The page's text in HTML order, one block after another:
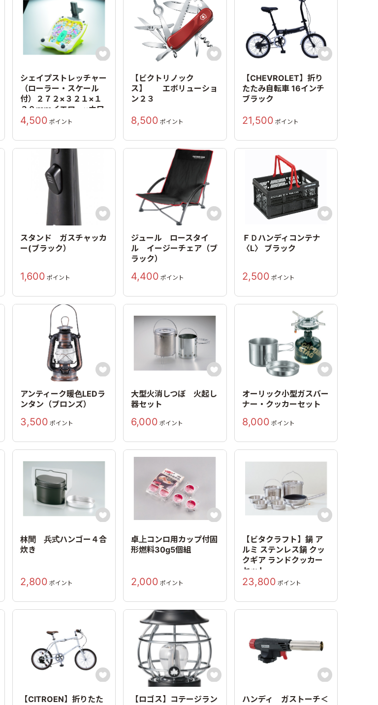

シェイプストレッチャー
（ローラー・スケール
付）２７２×３２１×１
２０ｍｍイエロー×ホワ
イト
4,500 ポイント

【ビクトリノック
ス】 エボリューショ
ン２３
8,500 ポイント

【CHEVROLET】折り
たたみ自転車 16インチ
ブラック
21,500 ポイント

スタンド ガスチャッカ
ー(ブラック）
1,600 ポイント

ジュール ロースタイ
ル イージーチェア（ブ
ラック）
4,400 ポイント

ＦＤハンディコンテナ
〈L〉 ブラック
2,500 ポイント

アンティーク暖色LEDラ
ンタン（ブロンズ）
3,500 ポイント

大型火消しつぼ 火起し
器セット
6,000 ポイント

オーリック小型ガスバー
ナー・クッカーセット
8,000 ポイント

林間 兵式ハンゴー４合
炊き
2,800 ポイント

卓上コンロ用カップ付固
形燃料30g5個組
2,000 ポイント

【ビタクラフト】鍋 ア
ルミ ステンレス鍋 クッ
クギア ランドクッカー
セット
23,800 ポイント

【CITROEN】折りたた

【ロゴス】コテージラン

ハンディ ガストーチ＜